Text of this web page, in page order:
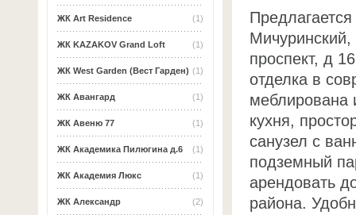
(1)
ЖК Art Residence
(1)
ЖК KAZAKOV Grand Loft
(1)
ЖК West Garden (Вест Гарден)
(1)
ЖК Авангард
(1)
ЖК Авеню 77
(1)
ЖК Академика Пилюгина д.6
(1)
ЖК Академия Люкс
(2)
ЖК Александр
проспект, д
отделка в
меблирована
кухня,
санузел с
подземный
арендовать
района.